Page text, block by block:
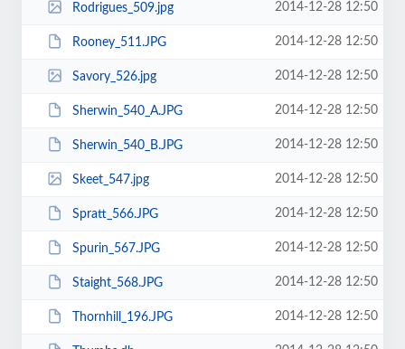
Rodrigues_509.jpg 2014-12-28 12:50
Rooney_511.JPG 2014-12-28 12:50
Savory_526.jpg 2014-12-28 12:50
Sherwin_540_A.JPG 2014-12-28 12:50
Sherwin_540_B.JPG 2014-12-28 12:50
Skeet_547.jpg 2014-12-28 12:50
Spratt_566.JPG 2014-12-28 12:50
Spurin_567.JPG 2014-12-28 12:50
Staight_568.JPG 2014-12-28 12:50
Thornhill_196.JPG 2014-12-28 12:50